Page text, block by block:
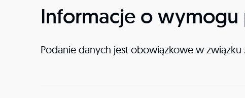
Informacje o
Podanie danych jest obowiązkowe w